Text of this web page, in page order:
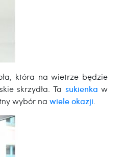
która na wietrze będzie
skrzydła. Ta sukienka w
wybór na wiele okazji